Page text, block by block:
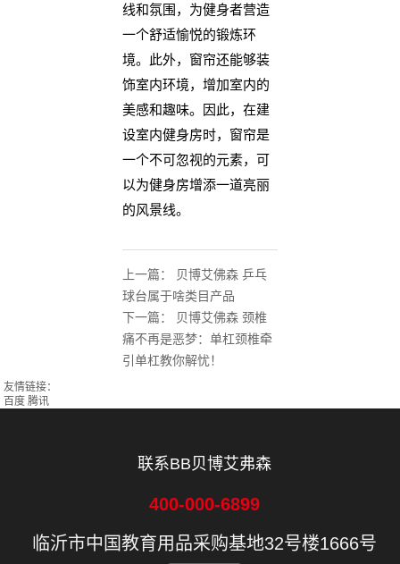
线和氛围，为健身者营造
一个舒适愉悦的锻炼环
境。此外，窗帘还能够装
饰室内环境，增加室内的
美感和趣味。因此，在建
设室内健身房时，窗帘是
一个不可忽视的元素，可
以为健身房增添一道亮丽
的风景线。
上一篇：
贝博艾佛森 乒乓
球台属于啥类目产品
下一篇：
贝博艾佛森 颈椎
痛不再是恶梦：单杠颈椎牵
引单杠教你解忧！
友情链接：
百度 腾讯
联系BB贝博艾弗森
400-000-6899
临沂市中国教育用品采购基地32号楼1666号